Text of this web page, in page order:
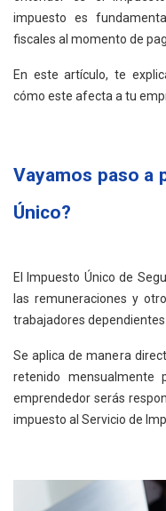
impuesto es
fiscales al momento de
En este artículo, te
cómo este afecta a tu
Vayamos paso a
Único?
El Impuesto Único de
las remuneraciones y
trabajadores dependientes
Se aplica de manera
retenido mensualmente
emprendedor serás
impuesto al Servicio de